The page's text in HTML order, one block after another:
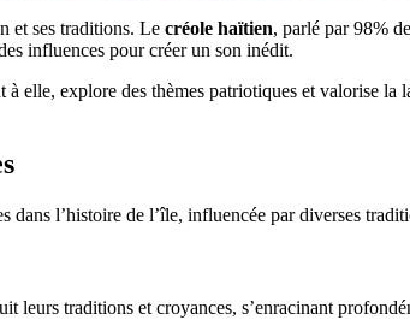
et ses traditions. Le créole haïtien, parlé par 98%
influences pour créer un son inédit.
elle, explore des thèmes patriotiques et valorise
l’histoire de l’île, influencée par diverses
traditions et croyances, s’enracinant